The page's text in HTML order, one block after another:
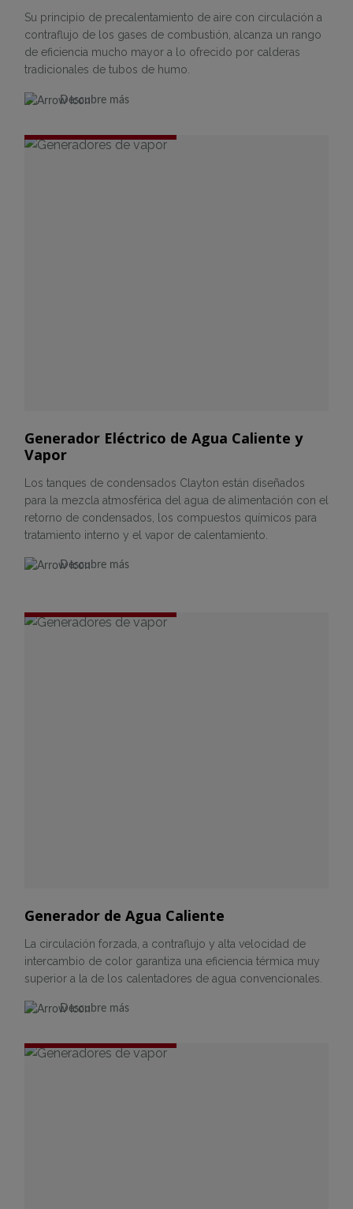
Su principio de precalentamiento de aire con circulación a
contraflujo de los gases de combustión, alcanza un rango
de eficiencia mucho mayor a lo ofrecido por calderas
tradicionales de tubos de humo.
Descubre más
Generador Eléctrico de Agua Caliente y
Vapor
Los tanques de condensados Clayton están diseñados
para la mezcla atmosférica del agua de alimentación con el
retorno de condensados, los compuestos químicos para
tratamiento interno y el vapor de calentamiento.
Descubre más
Generador de Agua Caliente
La circulación forzada, a contraflujo y alta velocidad de
intercambio de color garantiza una eficiencia térmica muy
superior a la de los calentadores de agua convencionales.
Descubre más